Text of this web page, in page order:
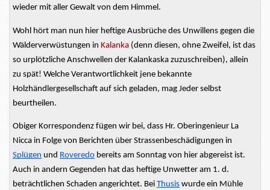
wieder mit aller Gewalt von dem Himmel.
Wohl hört man nun hier heftige Ausbrüche des Unwillens gegen die
Wälderverwüstungen in Kalanka (denn diesen, ohne Zweifel, ist das
so urplötzliche Anschwellen der Kalankaska zuzuschreiben), allein
zu spät! Welche Verantwortlichkeit jene bekannte
Holzhändlergesellschaft auf sich geladen, mag Jeder selbst
beurtheilen.
Obiger Korrespondenz fügen wir bei, dass Hr. Oberingenieur La
Nicca in Folge von Berichten über Strassenbeschädigungen in
Splügen und Roveredo bereits am Sonntag von hier abgereist ist.
Auch in andern Gegenden hat das heftige Unwetter am 1. d.
beträchtlichen Schaden angerichtet. Bei Thusis wurde ein Mühle